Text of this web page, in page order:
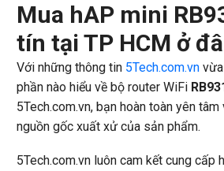
Mua hAP mini
tín tại TP HCM ở
Với những thông tin 5Tech.com.vn
phần nào hiểu về bộ router WiFi
5Tech.com.vn, bạn hoàn toàn yên
nguồn gốc xuất xử của sản phẩm.
5Tech.com.vn luôn cam kết cung cấp